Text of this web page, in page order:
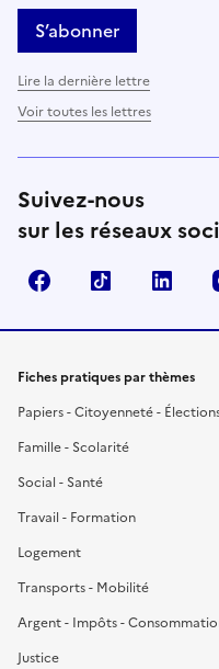
S’abonner
Lire la dernière lettre
Voir toutes les lettres
Suivez-nous
sur les réseaux
FacebookTikTok
Fiches pratiques par thèmes
Papiers - Citoyenneté -
Famille - Scolarité
Social - Santé
Travail - Formation
Logement
Transports - Mobilité
Argent - Impôts -
Justice